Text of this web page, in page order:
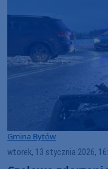
Gmina Bytów
wtorek, 13 stycznia 2026,